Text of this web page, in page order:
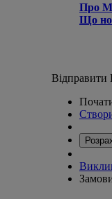
Про
Що
Відправити